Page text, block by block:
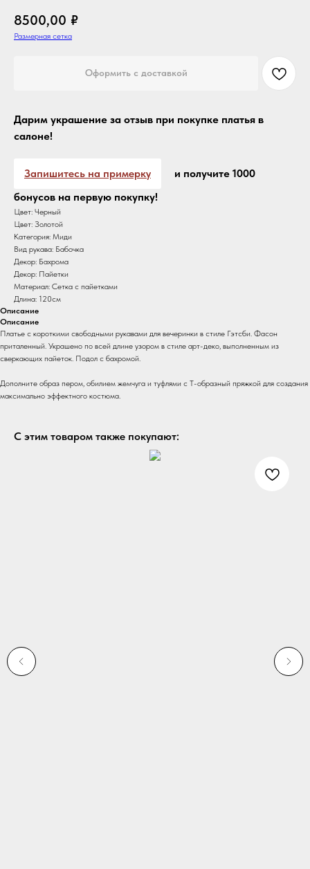
8500,00 ₽
Размерная сетка
Оформить с доставкой
Дарим украшение за отзыв при покупке платья в
салоне!
Запишитесь на примерку
и получите 1000
бонусов на первую покупку!
Цвет: Черный
Цвет: Золотой
Категория: Миди
Вид рукава: Бабочка
Декор: Бахрома
Декор: Пайетки
Материал: Сетка с пайетками
Длина: 120см
Описание
Описание
Платье с короткими свободными рукавами для вечеринки в стиле Гэтсби. Фасон
приталенный. Украшено по всей длине узором в стиле арт-деко, выполненным из
сверкающих пайеток. Подол с бахромой.
Дополните образ пером, обилием жемчуга и туфлями с Т-образный пряжкой для создания
максимально эффектного костюма.
С этим товаром также покупают: